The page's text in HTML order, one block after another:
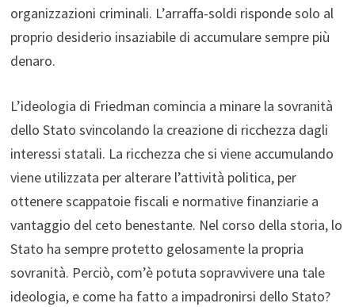
organizzazioni criminali. L’arraffa-soldi risponde solo al
proprio desiderio insaziabile di accumulare sempre più
denaro.
L’ideologia di Friedman comincia a minare la sovranità
dello Stato svincolando la creazione di ricchezza dagli
interessi statali. La ricchezza che si viene accumulando
viene utilizzata per alterare l’attività politica, per
ottenere scappatoie fiscali e normative finanziarie a
vantaggio del ceto benestante. Nel corso della storia, lo
Stato ha sempre protetto gelosamente la propria
sovranità. Perciò, com’è potuta sopravvivere una tale
ideologia, e come ha fatto a impadronirsi dello Stato?